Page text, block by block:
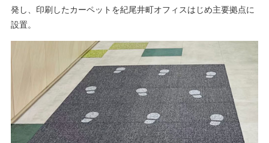
発し、印刷したカーペットを紀尾井町オフィスはじめ主要拠点に
設置。